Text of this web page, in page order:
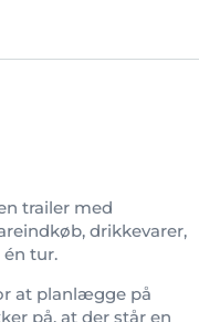
trailer med
drikkevarer,
tur.
at planlægge på
på, at der står en